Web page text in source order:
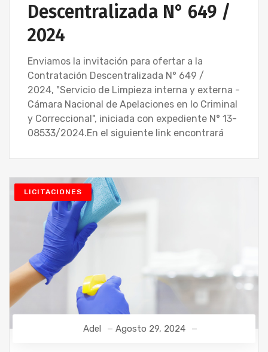
Descentralizada N° 649 /
2024
Enviamos la invitación para ofertar a la
Contratación Descentralizada N° 649 /
2024, "Servicio de Limpieza interna y externa -
Cámara Nacional de Apelaciones en lo Criminal
y Correccional", iniciada con expediente N° 13-
08533/2024.En el siguiente link encontrará
LICITACIONES
Adel Agosto 29, 2024